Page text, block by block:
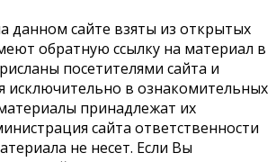
данном сайте взяты из открытых
обратную ссылку на материал в
посетителями сайта и
исключительно в ознакомительных
принадлежат их
сайта ответственности
не несет. Если Вы